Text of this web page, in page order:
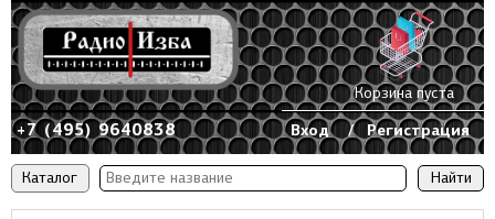
Каталог
+7 (495) 9640838 Вход / Регистрация
Корзина пуста